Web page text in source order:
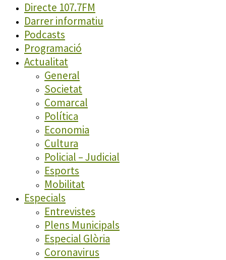
Directe 107.7FM
Darrer informatiu
Podcasts
Programació
Actualitat
General
Societat
Comarcal
Política
Economia
Cultura
Policial – Judicial
Esports
Mobilitat
Especials
Entrevistes
Plens Municipals
Especial Glòria
Coronavirus